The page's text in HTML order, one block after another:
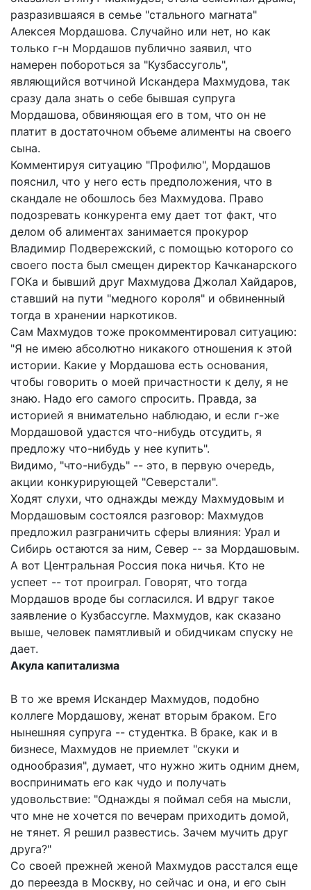
разразившаяся в семье "стального магната"
Алексея Мордашова. Случайно или нет, но как
только г-н Мордашов публично заявил, что
намерен побороться за "Кузбассуголь",
являющийся вотчиной Искандера Махмудова, так
сразу дала знать о себе бывшая супруга
Мордашова, обвиняющая его в том, что он не
платит в достаточном объеме алименты на своего
сына.
Комментируя ситуацию "Профилю", Мордашов
пояснил, что у него есть предположения, что в
скандале не обошлось без Махмудова. Право
подозревать конкурента ему дает тот факт, что
делом об алиментах занимается прокурор
Владимир Подвережский, с помощью которого со
своего поста был смещен директор Качканарского
ГОКа и бывший друг Махмудова Джолал Хайдаров,
ставший на пути "медного короля" и обвиненный
тогда в хранении наркотиков.
Сам Махмудов тоже прокомментировал ситуацию:
"Я не имею абсолютно никакого отношения к этой
истории. Какие у Мордашова есть основания,
чтобы говорить о моей причастности к делу, я не
знаю. Надо его самого спросить. Правда, за
историей я внимательно наблюдаю, и если г-же
Мордашовой удастся что-нибудь отсудить, я
предложу что-нибудь у нее купить".
Видимо, "что-нибудь" -- это, в первую очередь,
акции конкурирующей "Северстали".
Ходят слухи, что однажды между Махмудовым и
Мордашовым состоялся разговор: Махмудов
предложил разграничить сферы влияния: Урал и
Сибирь остаются за ним, Север -- за Мордашовым.
А вот Центральная Россия пока ничья. Кто не
успеет -- тот проиграл. Говорят, что тогда
Мордашов вроде бы согласился. И вдруг такое
заявление о Кузбассугле. Махмудов, как сказано
выше, человек памятливый и обидчикам спуску не
дает.
Акула капитализма
В то же время Искандер Махмудов, подобно
коллеге Мордашову, женат вторым браком. Его
нынешняя супруга -- студентка. В браке, как и в
бизнесе, Махмудов не приемлет "скуки и
однообразия", думает, что нужно жить одним днем,
воспринимать его как чудо и получать
удовольствие: "Однажды я поймал себя на мысли,
что мне не хочется по вечерам приходить домой,
не тянет. Я решил развестись. Зачем мучить друг
друга?"
Со своей прежней женой Махмудов расстался еще
до переезда в Москву, но сейчас и она, и его сын